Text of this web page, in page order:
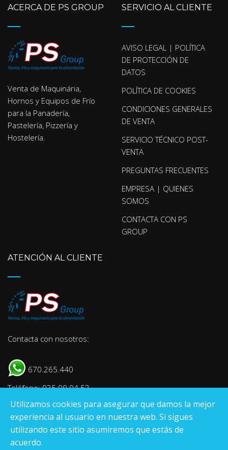
ACERCA DE PS GROUP
Venta de Maquinária,
Hornos y Equipos de Frío
para la Panadería,
Pastelería, Pizzería y
Hostelería.
SERVICIO AL CLIENTE
AVISO LEGAL | POLÍTICA
DE PROTECCIÓN DE
DATOS
POLÍTICA DE COOKIES
CONDICIONES GENERALES
DE VENTA
SERVICIO TÉCNICO POST-
VENTA
PREGUNTAS FRECUENTES
EMPRESA | QUIENES
SOMOS
CONTACTA CON PS
GROUP
ATENCIÓN AL CLIENTE
Contacta con nosotros:
670.265.440
Teléfono: 935 90 04 53
E-mail:info@psgroup.es
Utilizamos cookies para asegurar que damos la mejor
experiencia al usuario en nuestra web. Si sigues
utilizando este sitio asumiremos que estás de
acuerdo.